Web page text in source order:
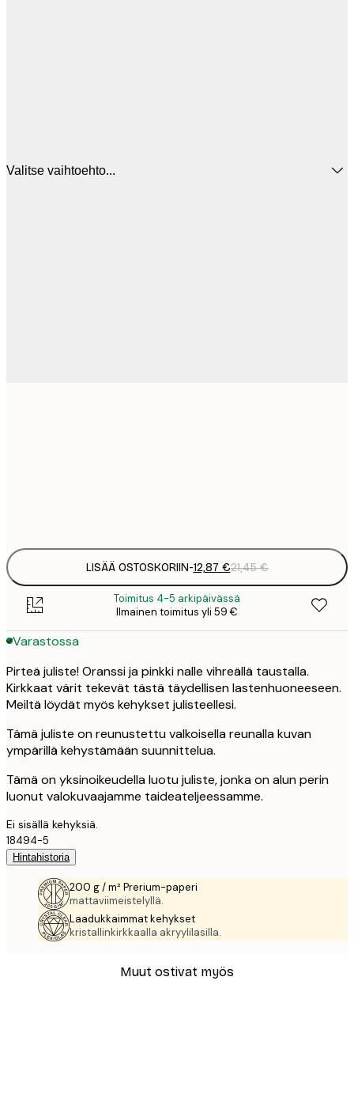
Valitse vaihtoehto...
LISÄÄ OSTOSKORIIN-12,87 €21,45 €
Toimitus 4-5 arkipäivässä
Ilmainen toimitus yli 59 €
Varastossa
Pirteä juliste! Oranssi ja pinkki nalle vihreällä taustalla.
Kirkkaat värit tekevät tästä täydellisen lastenhuoneeseen.
Meiltä löydät myös kehykset julisteellesi.
Tämä juliste on reunustettu valkoisella reunalla kuvan
ympärillä kehystämään suunnittelua.
Tämä on yksinoikeudella luotu juliste, jonka on alun perin
luonut valokuvaajamme taideateljeessamme.
Ei sisällä kehyksiä.
18494-5
Hintahistoria
200 g / m² Prerium-paperi
mattaviimeistelyllä.
Laadukkaimmat kehykset
kristallinkirkkaalla akryylilasilla.
Muut ostivat myös